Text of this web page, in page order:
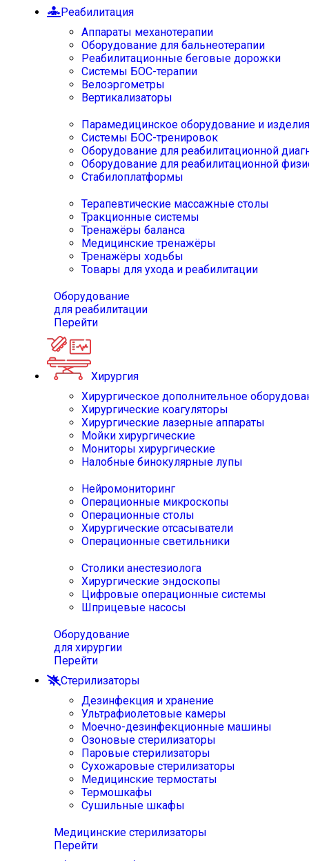
Реабилитация
Аппараты механотерапии
Оборудование для бальнеотерапии
Реабилитационные беговые дорожки
Системы БОС-терапии
Велоэргометры
Вертикализаторы
Парамедицинское оборудование и изделия
Системы БОС-тренировок
Оборудование для реабилитационной
Оборудование для реабилитационной
Стабилоплатформы
Терапевтические массажные столы
Тракционные системы
Тренажёры баланса
Медицинские тренажёры
Тренажёры ходьбы
Товары для ухода и реабилитации
Оборудование
для реабилитации
Перейти
Хирургия
Хирургическое дополнительное
Хирургические коагуляторы
Хирургические лазерные аппараты
Мойки хирургические
Мониторы хирургические
Налобные бинокулярные лупы
Нейромониторинг
Операционные микроскопы
Операционные столы
Хирургические отсасыватели
Операционные светильники
Столики анестезиолога
Хирургические эндоскопы
Цифровые операционные системы
Шприцевые насосы
Оборудование
для хирургии
Перейти
Стерилизаторы
Дезинфекция и хранение
Ультрафиолетовые камеры
Моечно-дезинфекционные машины
Озоновые стерилизаторы
Паровые стерилизаторы
Сухожаровые стерилизаторы
Медицинские термостаты
Термошкафы
Сушильные шкафы
Медицинские стерилизаторы
Перейти